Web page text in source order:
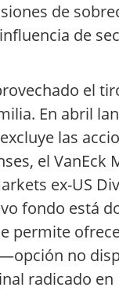
de
de
el
En abril
las
el VanEck
ex-US
fondo está
permite
no
radicado